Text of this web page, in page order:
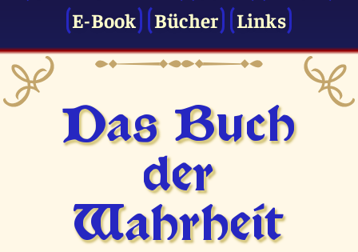
E-Book
Bücher Links
Das Buch
der
Wahrheit